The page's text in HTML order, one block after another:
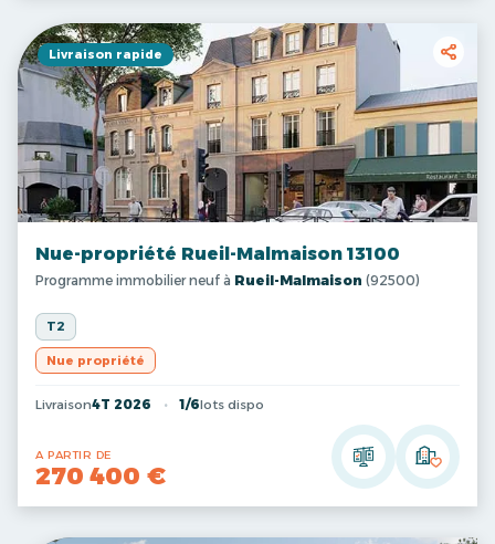
Livraison rapide
Nue-propriété Rueil-Malmaison 13100
Programme immobilier neuf à Rueil-Malmaison (92500)
T2
Nue propriété
Livraison4T 2026 1/6lots dispo
A PARTIR DE
270 400 €